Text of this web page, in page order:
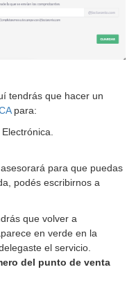
tendrás que hacer un
para:
para que puedas
podés escribirnos a
que volver a
en verde en la
el servicio.
del punto de venta